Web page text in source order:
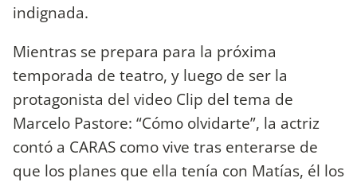
indignada.
Mientras se prepara para la próxima
temporada de teatro, y luego de ser la
protagonista del video Clip del tema de
Marcelo Pastore: “Cómo olvidarte”, la actriz
contó a CARAS como vive tras enterarse de
que los planes que ella tenía con Matías, él los